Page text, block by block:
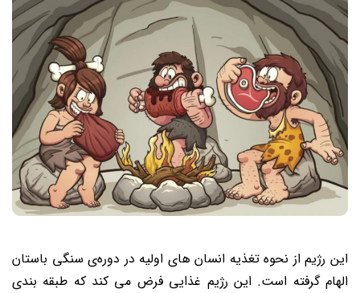
این رژیم از نحوه تغذیه انسان‌ های اولیه در دوره‌ی سنگی باستان
الهام گرفته است. این رژیم غذایی فرض می ‌کند که طبقه‌ بندی